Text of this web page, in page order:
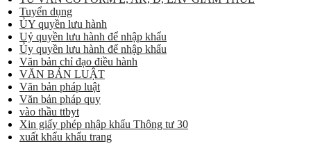
Tuyển dụng
ỦY quyền lưu hành
Uỷ quyền lưu hành để nhập khẩu
Ủy quyền lưu hành để nhập khẩu
Văn bản chỉ đạo điều hành
VĂN BẢN LUẬT
Văn bản pháp luật
Văn bản pháp quy
vào thầu ttbyt
Xin giấy phép nhập khẩu Thông tư 30
xuất khẩu khẩu trang